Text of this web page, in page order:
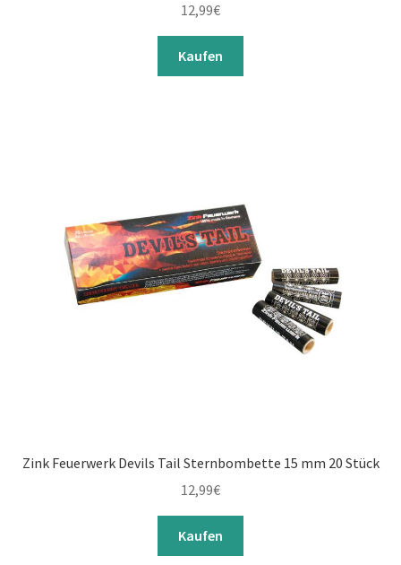
12,99€
Kaufen
Zink Feuerwerk Devils Tail Sternbombette 15 mm 20 Stück
12,99€
Kaufen